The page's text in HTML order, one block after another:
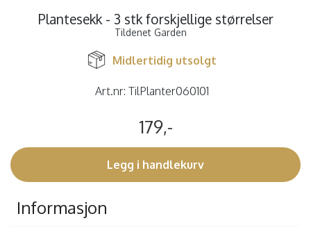
Plantesekk - 3 stk forskjellige størrelser
Tildenet Garden
Midlertidig utsolgt
Art.nr: TilPlanter060101
179,-
Legg i handlekurv
Informasjon